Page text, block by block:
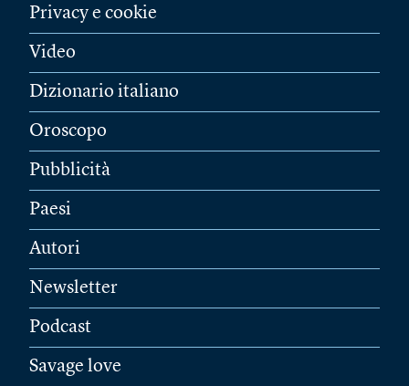
Privacy e cookie
Video
Dizionario italiano
Oroscopo
Pubblicità
Paesi
Autori
Newsletter
Podcast
Savage love